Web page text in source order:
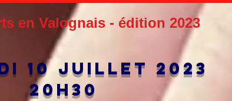
en Valognais - édition 2023
10 juillet 2023
20h30